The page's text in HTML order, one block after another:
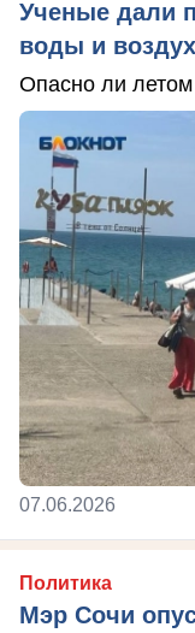
Ученые дали
воды и
Опасно ли летом
07.06.2026
Политика
Мэр Сочи